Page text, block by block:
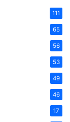
111
65
56
53
49
46
17